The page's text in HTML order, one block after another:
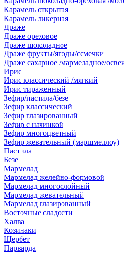
Карамель открытая
Карамель ликерная
Драже
Драже ореховое
Драже шоколадное
Драже фрукты/ягоды/семечки
Драже сахарное /мармеладное/
Ирис
Ирис классический /мягкий
Ирис тираженный
Зефир/пастила/безе
Зефир классический
Зефир глазированный
Зефир с начинкой
Зефир многоцветный
Зефир жевательный (маршмеллоу)
Пастила
Безе
Мармелад
Мармелад желейно-формовой
Мармелад многослойный
Мармелад жевательный
Мармелад глазированный
Восточные сладости
Халва
Козинаки
Щербет
Парварда